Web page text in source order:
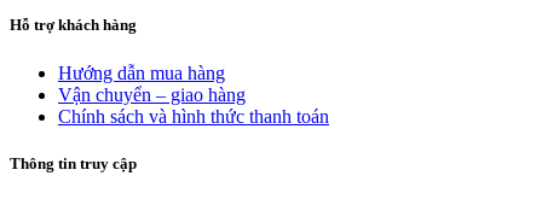
Hỗ trợ khách hàng
Hướng dẫn mua hàng
Vận chuyển – giao hàng
Chính sách và hình thức thanh toán
Thông tin truy cập